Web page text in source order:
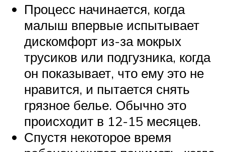
Процесс начинается, когда
малыш впервые испытывает
дискомфорт из-за мокрых
трусиков или подгузника, когда
он показывает, что ему это не
нравится, и пытается снять
грязное белье. Обычно это
происходит в 12-15 месяцев.
Спустя некоторое время